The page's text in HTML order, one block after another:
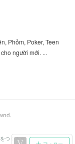
Phỏm, Poker, Teen
người mới. ...
.
つくろう